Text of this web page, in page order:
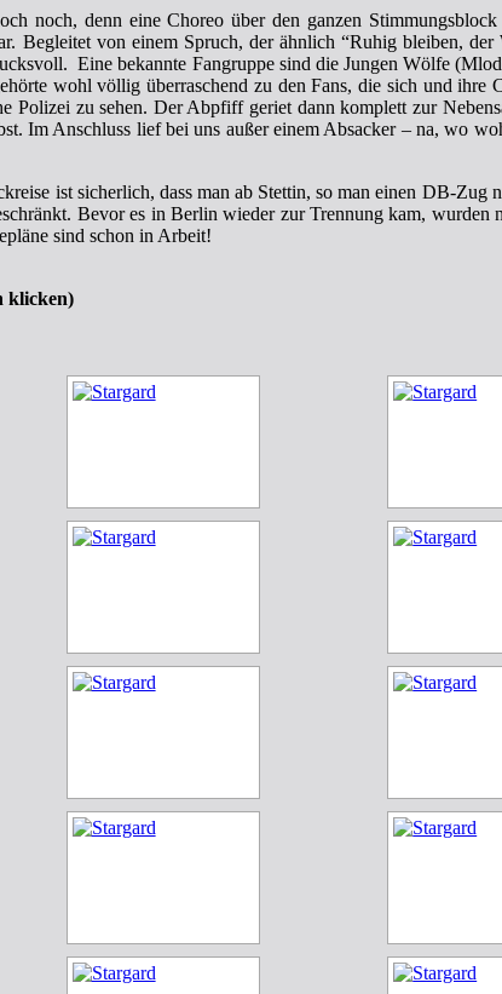
noch, denn eine Choreo über den ganzen
Begleitet von einem Spruch, der ähnlich “Ruhig bleiben,
Eine bekannte Fangruppe sind die Jungen Wölfe
wohl völlig überraschend zu den Fans, die sich und ihre
Polizei zu sehen. Der Abpfiff geriet dann komplett zur
Im Anschluss lief bei uns außer einem Absacker – na, wo
ist sicherlich, dass man ab Stettin, so man einen DB-
Bevor es in Berlin wieder zur Trennung kam,
sind schon in Arbeit!
klicken)